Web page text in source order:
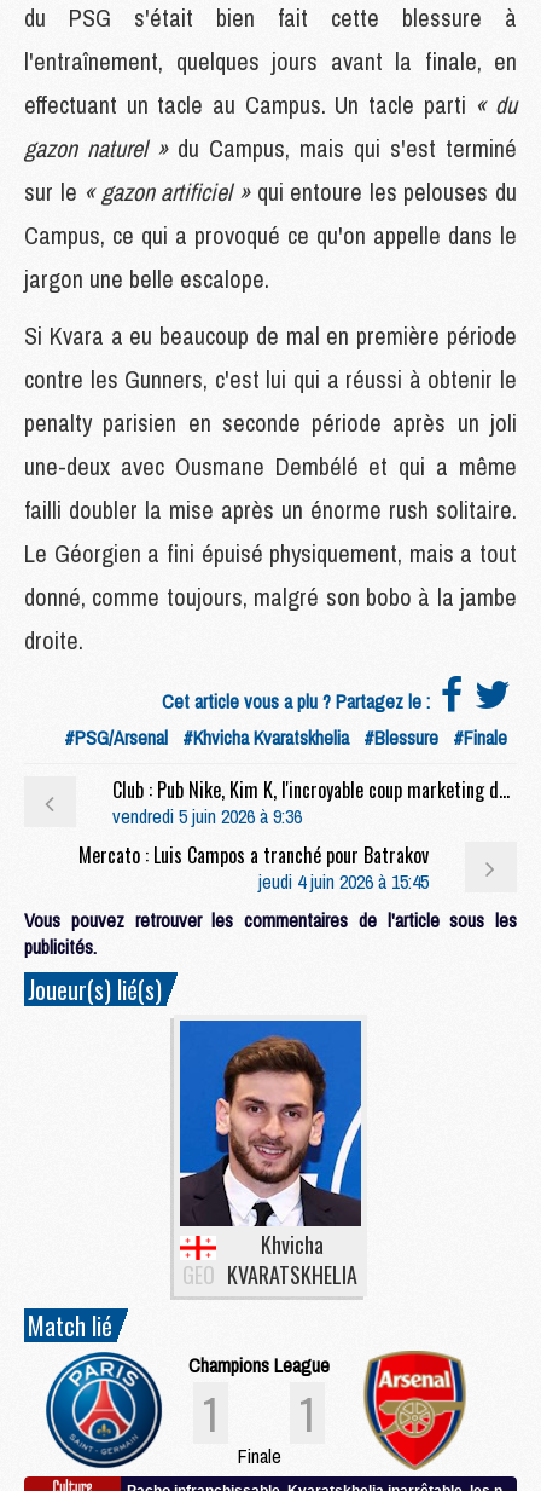
du PSG s'était bien fait cette blessure à
l'entraînement, quelques jours avant la finale, en
effectuant un tacle au Campus. Un tacle parti « du
gazon naturel »du Campus, mais qui s'est terminé
sur le « gazon artificiel »qui entoure les pelouses du
Campus, ce qui a provoqué ce qu'on appelle dans le
jargon une belle escalope.
Si Kvara a eu beaucoup de mal en première période
contre les Gunners, c'est lui qui a réussi à obtenir le
penalty parisien en seconde période après un joli
une-deux avec Ousmane Dembélé et qui a même
failli doubler la mise après un énorme rush solitaire.
Le Géorgien a fini épuisé physiquement, mais a tout
donné, comme toujours, malgré son bobo à la jambe
droite.
Cet article vous a plu ? Partagez le :
#PSG/Arsenal #Khvicha Kvaratskhelia #Blessure #Finale
Club : Pub Nike, Kim K, l'incroyable coup marketing du PSG pour son nouveau maillot extérieur
vendredi 5 juin 2026 à 9:36
Mercato : Luis Campos a tranché pour Batrakov
jeudi 4 juin 2026 à 15:45
Vous pouvez retrouver les commentaires de l'article sous les
publicités.
Joueur(s) lié(s)
GEO
Khvicha
KVARATSKHELIA
Match lié
Champions League
1 1
Finale